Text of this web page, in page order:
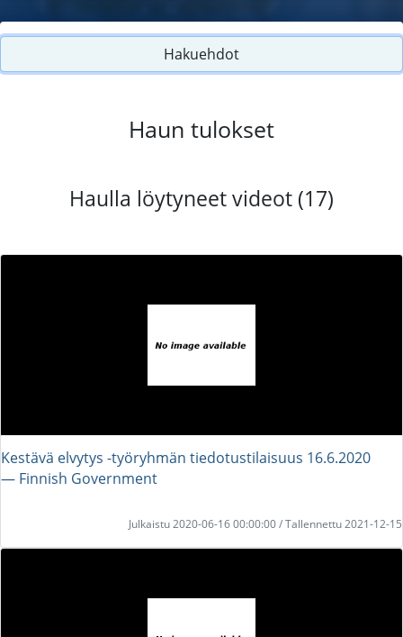
Hakuehdot
Haun tulokset
Haulla löytyneet videot (17)
Kestävä elvytys -työryhmän tiedotustilaisuus 16.6.2020
― Finnish Government
Julkaistu 2020-06-16 00:00:00 / Tallennettu 2021-12-15